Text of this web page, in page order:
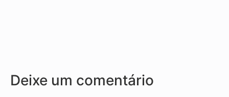
Deixe um comentário